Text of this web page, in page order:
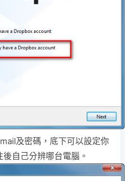
及密碼，底下可以設定你
自己分辨哪台電腦。